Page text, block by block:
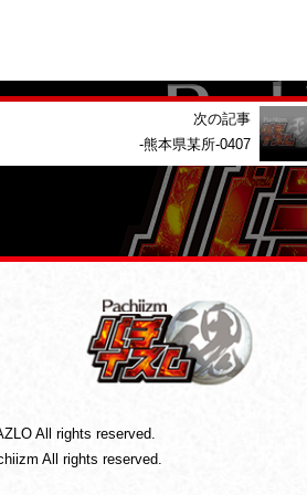
次の記事
-熊本県某所-0407
All rights reserved.
All rights reserved.